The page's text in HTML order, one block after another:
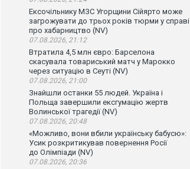
Ексочільнику МЗС Угорщини Сійярто може
загрожувати до трьох років тюрми у справі
про хабарництво (NV)
07.08.2026, 21:12
Втратила 4,5 млн євро: Барселона
скасувала товариський матч у Марокко
через ситуацію в Сеуті (NV)
07.08.2026, 21:00
Знайшли останки 55 людей. Україна і
Польща завершили ексгумацію жертв
Волинської трагедії (NV)
07.08.2026, 20:48
«Можливо, вони вбили українську бабусю»:
Усик розкритикував повернення Росії
до Олімпіади (NV)
07.08.2026, 20:36